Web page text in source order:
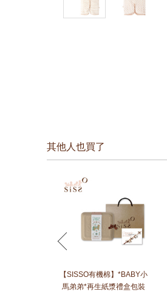
其他人也買了
【SISSO有機棉】*BABY小
馬弟弟*再生紙漿禮盒包裝
prev